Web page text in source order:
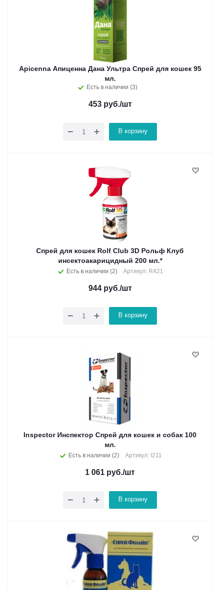
Apicenna Апиценна Дана Ультра Спрей для кошек 95
мл.
Есть в наличии (3)
453руб./шт
В корзину
Спрей для кошек Rolf Club 3D Рольф Клуб
инсектоакарицидный 200 мл.*
Есть в наличии (2) Артикул: R421
944руб./шт
В корзину
Inspector Инспектор Спрей для кошек и собак 100
мл.
Есть в наличии (2) Артикул: I211
1 061 руб./шт
В корзину